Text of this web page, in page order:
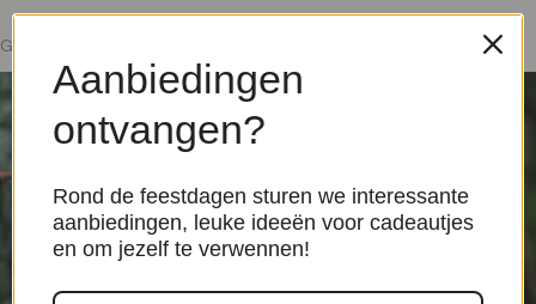
Gerelateerde producten
Aanbiedingen
ontvangen?
Rond de feestdagen sturen we interessante
aanbiedingen, leuke ideeën voor cadeautjes
en om jezelf te verwennen!